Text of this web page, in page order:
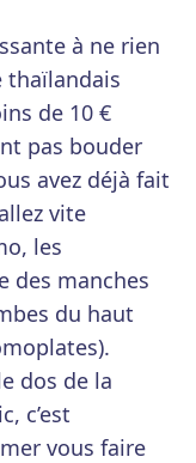
à ne rien
thaïlandais
de 10 €
pas bouder
avez déjà fait
vite
les
des manches
du haut
dos de la
c’est
vous faire